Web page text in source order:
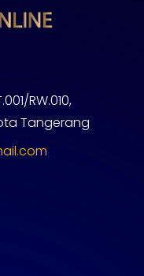
RW.010,
Tangerang